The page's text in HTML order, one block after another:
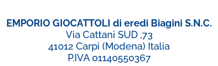
EMPORIO GIOCATTOLI di eredi Biagini S.N.C.
Via Cattani SUD ,73
41012 Carpi (Modena) Italia
P.IVA 01140550367